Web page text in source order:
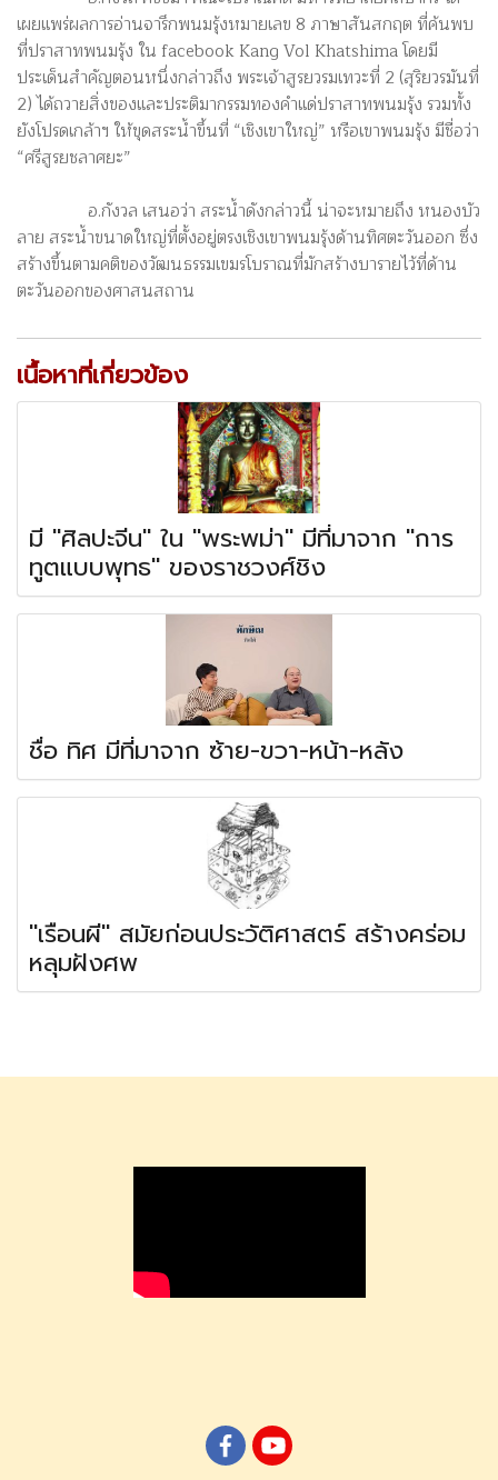
เผยแพร่ผลการอ่านจารึกพนมรุ้งหมายเลข 8 ภาษาสันสกฤต ที่ค้นพบ
ที่ปราสาทพนมรุ้ง ใน facebook Kang Vol Khatshima โดยมี
ประเด็นสำคัญตอนหนึ่งกล่าวถึง พระเจ้าสูรยวรมเทวะที่ 2 (สุริยวรมันที่
2) ได้ถวายสิ่งของและประติมากรรมทองคำแด่ปราสาทพนมรุ้ง รวมทั้ง
ยังโปรดเกล้าฯ ให้ขุดสระน้ำขึ้นที่ “เชิงเขาใหญ่” หรือเขาพนมรุ้ง มีชื่อว่า
“ศรีสูรยชลาศยะ”
อ.กังวล เสนอว่า สระน้ำดังกล่าวนี้ น่าจะหมายถึง หนองบัว
ลาย สระน้ำขนาดใหญ่ที่ตั้งอยู่ตรงเชิงเขาพนมรุ้งด้านทิศตะวันออก ซึ่ง
สร้างขึ้นตามคติของวัฒนธรรมเขมรโบราณที่มักสร้างบารายไว้ที่ด้าน
ตะวันออกของศาสนสถาน
เนื้อหาที่เกี่ยวข้อง
มี "ศิลปะจีน" ใน "พระพม่า" มีที่มาจาก "การ
ทูตแบบพุทธ" ของราชวงศ์ชิง
ชื่อ ทิศ มีที่มาจาก ซ้าย-ขวา-หน้า-หลัง
"เรือนผี" สมัยก่อนประวัติศาสตร์ สร้างคร่อม
หลุมฝังศพ